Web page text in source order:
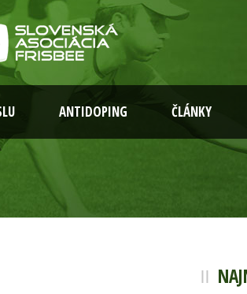
ANTIDOPING ČLÁNKY